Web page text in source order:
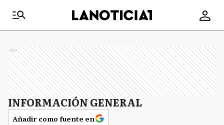
Ads
INFORMACIÓN GENERAL
Añadir como fuente en